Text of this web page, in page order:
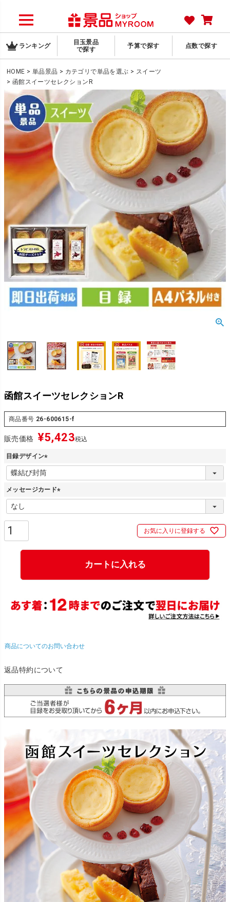
ランキング
目玉景品
で探す
予算で探す 点数で探す
HOME 単品景品 カテゴリで単品を選ぶ
スイーツ
函館スイーツセレクションR
函館スイーツセレクションR
商品番号 26-600615-f
販売価格 ¥5,423税込
目録デザイン
(
必
須
)
メッセージカード
必
お気に入りに登録する
カートに入れる
商品についてのお問い合わせ
返品特約について